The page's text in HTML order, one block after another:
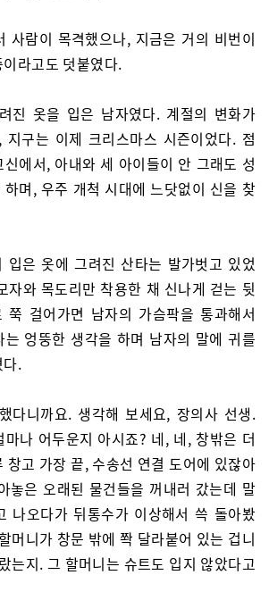
사람이 목격했으나, 지금은 거의 비번이
라고도 덧붙였다.
진 옷을 입은 남자였다. 계절의 변화가
지구는 이제 크리스마스 시즌이었다. 점
에서, 아내와 세 아이들이 안 그래도 성
며, 우주 개척 시대에 느닷없이 신을 찾
입은 옷에 그려진 산타는 발가벗고 있었
자와 목도리만 착용한 채 신나게 걷는 뒷
쭉 걸어가면 남자의 가슴팍을 통과해서
엉뚱한 생각을 하며 남자의 말에 귀를
다.
다니까요. 생각해 보세요, 장의사 선생.
나 어두운지 아시죠? 네, 네, 창밖은 더
창고 가장 끝, 수송선 연결 도어에 있잖아
놓은 오래된 물건들을 꺼내러 갔는데 말
나오다가 뒤통수가 이상해서 쓱 돌아봤
머니가 창문 밖에 쫙 달라붙어 있는 겁니
는지. 그 할머니는 슈트도 입지 않았다고